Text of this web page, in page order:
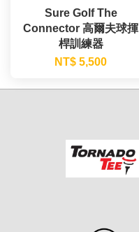
Sure Golf The
Connector 高爾夫球揮
桿訓練器
NT$ 5,500